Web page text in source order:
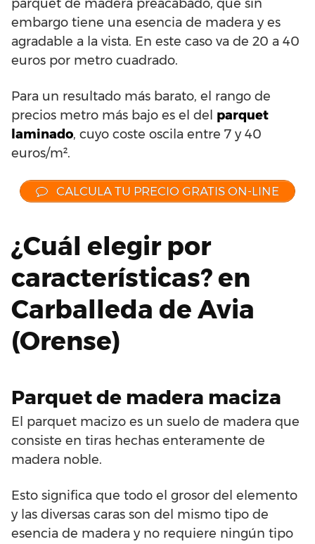
parquet de madera preacabado, que sin
embargo tiene una esencia de madera y es
agradable a la vista. En este caso va de 20 a 40
euros por metro cuadrado.
Para un resultado más barato, el rango de
precios metro más bajo es el del parquet
laminado, cuyo coste oscila entre 7 y 40
euros/m².
CALCULA TU PRECIO GRATIS ON-LINE
¿Cuál elegir por
características? en
Carballeda de Avia
(Orense)
Parquet de madera maciza
El parquet macizo es un suelo de madera que
consiste en tiras hechas enteramente de
madera noble.
Esto significa que todo el grosor del elemento
y las diversas caras son del mismo tipo de
esencia de madera y no requiere ningún tipo